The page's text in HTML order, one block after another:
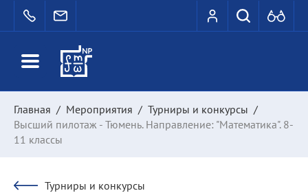
Главная / Мероприятия / Турниры и конкурсы /
Высший пилотаж - Тюмень. Направление: "Математика". 8-
11 классы
Турниры и конкурсы